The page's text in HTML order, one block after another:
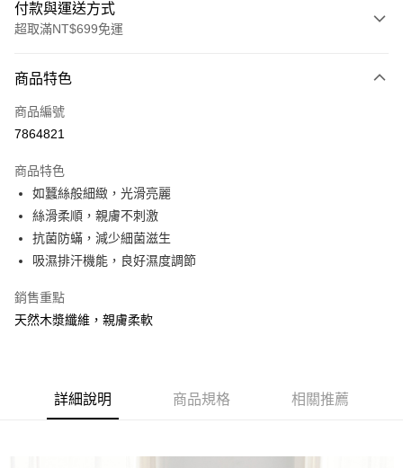
付款與運送方式
超取滿NT$699免運
信用卡一次付款
信用卡分期付款
合作金庫商業銀行
華南商業銀行
上海商業儲蓄銀行
國泰世華商業銀行
臺灣中小企業銀行
聯邦商業銀行
元大商業銀行
超商取貨付款
LINE Pay
Apple Pay
Google Pay
相關說明
2.付款方式選擇「大哥付你分期」，訂單成立後會自動跳轉到大哥付的交易
商品特色
商品編號
7864821
商品特色
如蠶絲般細緻，光滑亮麗
絲滑柔順，親膚不刺激
抗菌防蟎，減少細菌滋生
吸濕排汗機能，良好濕度調節
銷售重點
天然木漿纖維，親膚柔軟
詳細說明 商品規格 相關推薦